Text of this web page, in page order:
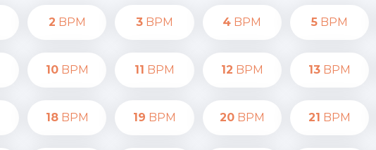
2 BPM 3BPM 4 BPM 5 BPM
10BPM 11 BPM 12 BPM 13 BPM
18BPM 19 BPM 20BPM 21 BPM